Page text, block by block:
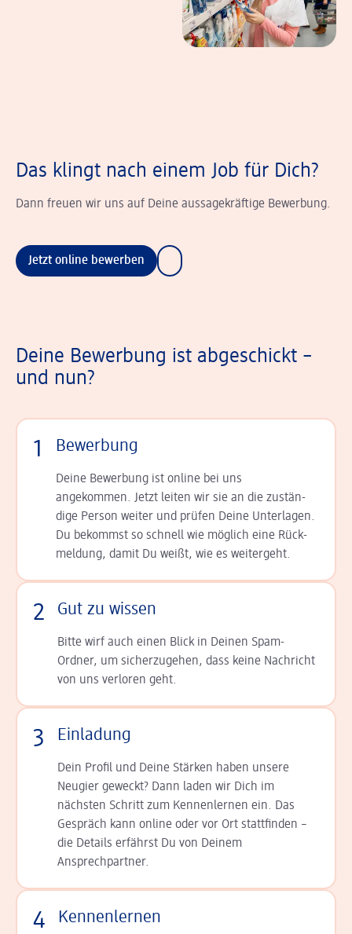
Das klingt nach einem Job für Dich?
Dann freuen wir uns auf Deine aussagekräftige Bewerbung.
Jetzt online bewerben
Deine Bewerbung ist abgeschickt –
und nun?
1 Bewerbung
Deine Bewerbung ist online bei uns
angekommen. Jetzt leiten wir sie an die zu­stän­
dige Person weiter und prüfen Deine Unterlagen.
Du bekommst so schnell wie möglich eine Rück­
meldung, damit Du weißt, wie es weitergeht.
2 Gut zu wissen
Bitte wirf auch einen Blick in Deinen Spam-
Ordner, um sicherzugehen, dass keine Nachricht
von uns verloren geht.
3 Einladung
Dein Profil und Deine Stär­ken haben unsere
Neugier geweckt? Dann laden wir Dich im
nächsten Schritt zum Kennen­lernen ein. Das
Gespräch kann online oder vor Ort statt­finden –
die Details er­fährst Du von Deinem
Ansprechpartner.
4 Kennenlernen